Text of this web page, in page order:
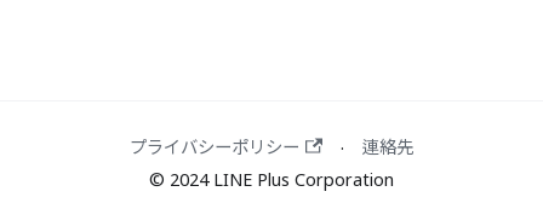
プライバシーポリシー ·
連絡先
© 2024 LINE Plus Corporation